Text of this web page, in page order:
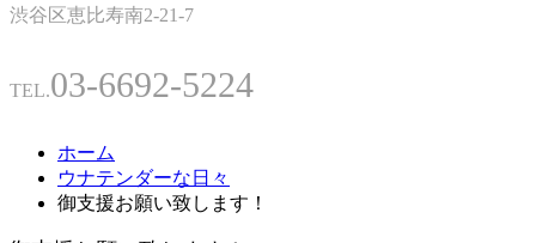
渋谷区恵比寿南2-21-7
TEL.03-6692-5224
ホーム
ウナテンダーな日々
御支援お願い致します！